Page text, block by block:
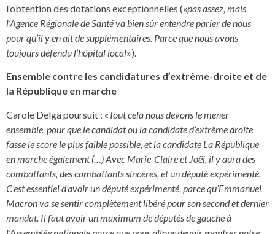
l’obtention des dotations exceptionnelles («pas assez, mais
l’Agence Régionale de Santé va bien sûr entendre parler de nous
pour qu’il y en ait de supplémentaires. Parce que nous avons
toujours défendu l’hôpital local»).
Ensemble contre les candidatures d’extrême-droite et de
la République en marche
Carole Delga poursuit : «Tout cela nous devons le mener
ensemble, pour que le candidat ou la candidate d’extrême droite
fasse le score le plus faible possible, et la candidate La République
en marche également (…) Avec Marie-Claire et Joël, il y aura des
combattants, des combattants sincères, et un député expérimenté.
C’est essentiel d’avoir un député expérimenté, parce qu’Emmanuel
Macron va se sentir complètement libéré pour son second et dernier
mandat. Il faut avoir un maximum de députés de gauche à